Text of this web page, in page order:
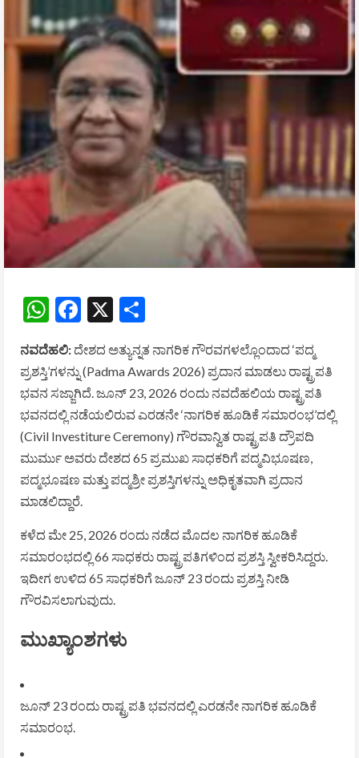
WhatsApp
Facebook
X
ನವದೆಹಲಿ: ದೇಶದ ಅತ್ಯುನ್ನತ ನಾಗರಿಕ ಗೌರವಗಳಲ್ಲೊಂದಾದ ‘ಪದ್ಮ
ಪ್ರಶಸ್ತಿ’ಗಳನ್ನು (Padma Awards 2026) ಪ್ರದಾನ ಮಾಡಲು ರಾಷ್ಟ್ರಪತಿ
ಭವನ ಸಜ್ಜಾಗಿದೆ. ಜೂನ್ 23, 2026 ರಂದು ನವದೆಹಲಿಯ ರಾಷ್ಟ್ರಪತಿ
ಭವನದಲ್ಲಿ ನಡೆಯಲಿರುವ ಎರಡನೇ ‘ನಾಗರಿಕ ಹೂಡಿಕೆ ಸಮಾರಂಭ’ದಲ್ಲಿ
(Civil Investiture Ceremony) ಗೌರವಾನ್ವಿತ ರಾಷ್ಟ್ರಪತಿ ದ್ರೌಪದಿ
ಮುರ್ಮು ಅವರು ದೇಶದ 65 ಪ್ರಮುಖ ಸಾಧಕರಿಗೆ ಪದ್ಮವಿಭೂಷಣ,
ಪದ್ಮಭೂಷಣ ಮತ್ತು ಪದ್ಮಶ್ರೀ ಪ್ರಶಸ್ತಿಗಳನ್ನು ಅಧಿಕೃತವಾಗಿ ಪ್ರದಾನ
ಮಾಡಲಿದ್ದಾರೆ.
ಕಳೆದ ಮೇ 25, 2026 ರಂದು ನಡೆದ ಮೊದಲ ನಾಗರಿಕ ಹೂಡಿಕೆ
ಸಮಾರಂಭದಲ್ಲಿ 66 ಸಾಧಕರು ರಾಷ್ಟ್ರಪತಿಗಳಿಂದ ಪ್ರಶಸ್ತಿ ಸ್ವೀಕರಿಸಿದ್ದರು.
ಇದೀಗ ಉಳಿದ 65 ಸಾಧಕರಿಗೆ ಜೂನ್ 23 ರಂದು ಪ್ರಶಸ್ತಿ ನೀಡಿ
ಗೌರವಿಸಲಾಗುವುದು.
ಮುಖ್ಯಾಂಶಗಳು
ಜೂನ್ 23 ರಂದು ರಾಷ್ಟ್ರಪತಿ ಭವನದಲ್ಲಿ ಎರಡನೇ ನಾಗರಿಕ ಹೂಡಿಕೆ
ಸಮಾರಂಭ.